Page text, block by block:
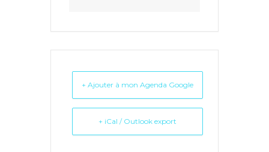
+ Ajouter à mon Agenda Google
+ iCal / Outlook export